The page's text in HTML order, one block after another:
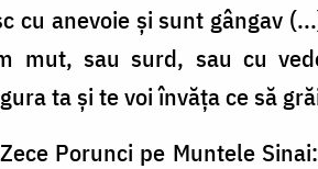
cu anevoie și sunt gângav
mut, sau surd, sau cu
ta și te voi învăța ce să
Porunci pe Muntele